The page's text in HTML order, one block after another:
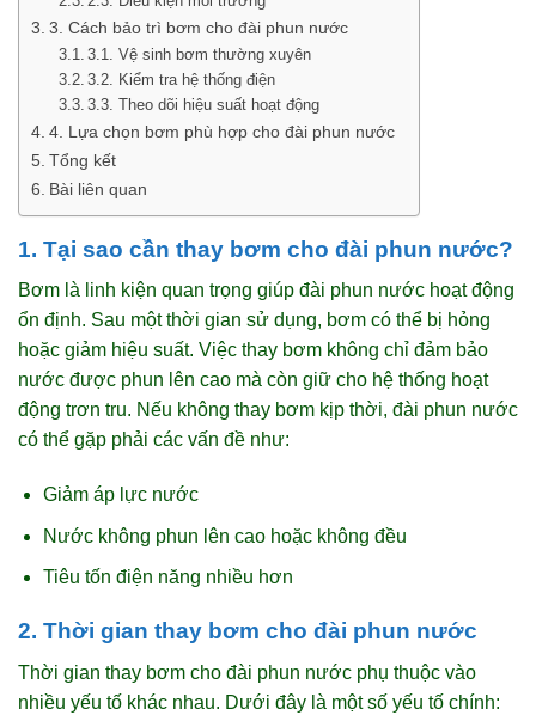
3. Cách bảo trì bơm cho đài phun nước
3.1. Vệ sinh bơm thường xuyên
3.2. Kiểm tra hệ thống điện
3.3. Theo dõi hiệu suất hoạt động
4. Lựa chọn bơm phù hợp cho đài phun nước
Tổng kết
Bài liên quan
1. Tại sao cần thay bơm cho đài phun nước?
Bơm là linh kiện quan trọng giúp đài phun nước hoạt động
ổn định. Sau một thời gian sử dụng, bơm có thể bị hỏng
hoặc giảm hiệu suất. Việc thay bơm không chỉ đảm bảo
nước được phun lên cao mà còn giữ cho hệ thống hoạt
động trơn tru. Nếu không thay bơm kịp thời, đài phun nước
có thể gặp phải các vấn đề như:
Giảm áp lực nước
Nước không phun lên cao hoặc không đều
Tiêu tốn điện năng nhiều hơn
2. Thời gian thay bơm cho đài phun nước
Thời gian thay bơm cho đài phun nước phụ thuộc vào
nhiều yếu tố khác nhau. Dưới đây là một số yếu tố chính: